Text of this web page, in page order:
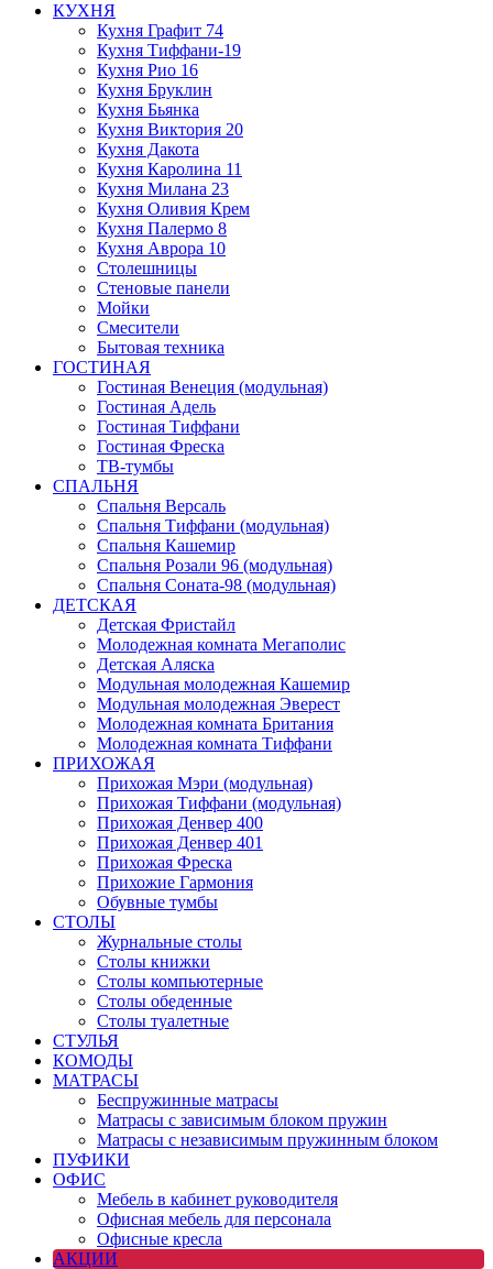
КУХНЯ
Кухня Графит 74
Кухня Тиффани-19
Кухня Рио 16
Кухня Бруклин
Кухня Бьянка
Кухня Виктория 20
Кухня Дакота
Кухня Каролина 11
Кухня Милана 23
Кухня Оливия Крем
Кухня Палермо 8
Кухня Аврора 10
Столешницы
Стеновые панели
Мойки
Смесители
Бытовая техника
ГОСТИНАЯ
Гостиная Венеция (модульная)
Гостиная Адель
Гостиная Тиффани
Гостиная Фреска
ТВ-тумбы
СПАЛЬНЯ
Спальня Версаль
Спальня Тиффани (модульная)
Спальня Кашемир
Спальня Розали 96 (модульная)
Спальня Соната-98 (модульная)
ДЕТСКАЯ
Детская Фристайл
Молодежная комната Мегаполис
Детская Аляска
Модульная молодежная Кашемир
Модульная молодежная Эверест
Молодежная комната Британия
Молодежная комната Тиффани
ПРИХОЖАЯ
Прихожая Мэри (модульная)
Прихожая Тиффани (модульная)
Прихожая Денвер 400
Прихожая Денвер 401
Прихожая Фреска
Прихожие Гармония
Обувные тумбы
СТОЛЫ
Журнальные столы
Столы книжки
Столы компьютерные
Столы обеденные
Столы туалетные
СТУЛЬЯ
КОМОДЫ
МАТРАСЫ
Беспружинные матрасы
Матрасы с зависимым блоком пружин
Матрасы с независимым пружинным блоком
ПУФИКИ
ОФИС
Мебель в кабинет руководителя
Офисная мебель для персонала
Офисные кресла
АКЦИИ